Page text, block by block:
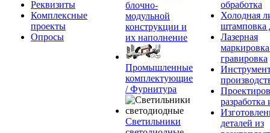
Реквизиты
Комплексные
проекты
Опросы
блочно-
модульной
конструкции и
их наполнение
Промышленные
комплектующие
/ Фурнитура
Светильники
обработка
Холодная
штамповка
Лазерная
гравировка
разработка
деталей из